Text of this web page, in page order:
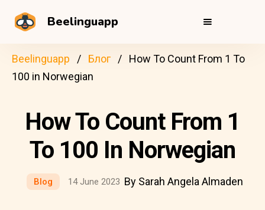
Beelinguapp
Beelinguapp Блог
How To Count From 1 To
100 in Norwegian
How To Count From 1
To 100 In Norwegian
Blog 14 June 2023 By Sarah Angela Almaden